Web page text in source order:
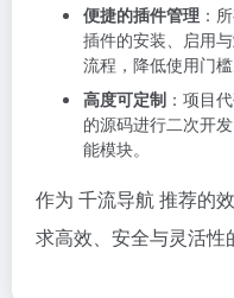
便捷的插件管理 ：
插件的安装、启用
流程，降低使用门槛
高度可定制 ：项目
的源码进行二次开
能模块。
作为 千流导航 推荐的
求高效、安全与灵活性